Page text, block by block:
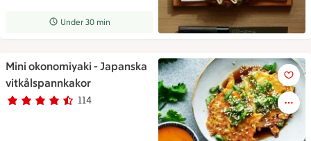
Receptet tar Under 30 min att tillaga
Under 30 min
Mini okonomiyaki - Japanska
vitkålspannkakor
Betyg 4.5 av 5. 114
114 personer har röstat
Mini okonomiyaki - Japanska